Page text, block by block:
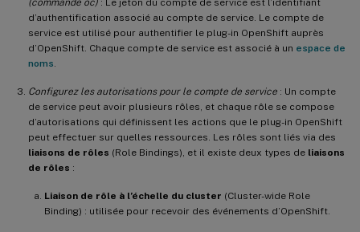
d’authentification associé au compte de service. Le compte de
service est utilisé pour authentifier le plug-in OpenShift auprès
d’OpenShift. Chaque compte de service est associé à un espace de
noms
Configurez les autorisations pour le compte de service : Un compte
de service peut avoir plusieurs rôles, et chaque rôle se compose
d’autorisations qui définissent les actions que le plug-in OpenShift
peut effectuer sur quelles ressources. Les rôles sont liés via des
liaisons de rôles (Role Bindings), et il existe deux types de liaisons
de rôles :
Liaison de rôle à l’échelle du cluster (Cluster-wide Role
Binding) : utilisée pour recevoir des événements d’OpenShift.